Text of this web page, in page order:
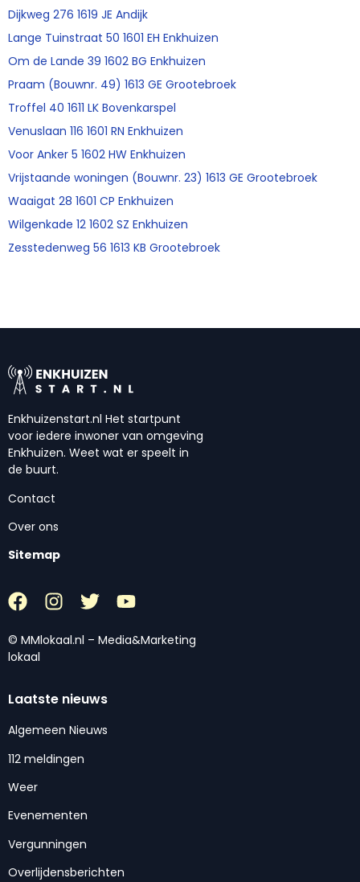
Dijkweg 276 1619 JE Andijk
Lange Tuinstraat 50 1601 EH Enkhuizen
Om de Lande 39 1602 BG Enkhuizen
Praam (Bouwnr. 49) 1613 GE Grootebroek
Troffel 40 1611 LK Bovenkarspel
Venuslaan 116 1601 RN Enkhuizen
Voor Anker 5 1602 HW Enkhuizen
Vrijstaande woningen (Bouwnr. 23) 1613 GE Grootebroek
Waaigat 28 1601 CP Enkhuizen
Wilgenkade 12 1602 SZ Enkhuizen
Zesstedenweg 56 1613 KB Grootebroek
Enkhuizenstart.nl Het startpunt
voor iedere inwoner van omgeving
Enkhuizen. Weet wat er speelt in
de buurt.
Contact
Over ons
Sitemap
© MMlokaal.nl – Media&Marketing
lokaal
Laatste nieuws
Algemeen Nieuws
112 meldingen
Weer
Evenementen
Vergunningen
Overlijdensberichten